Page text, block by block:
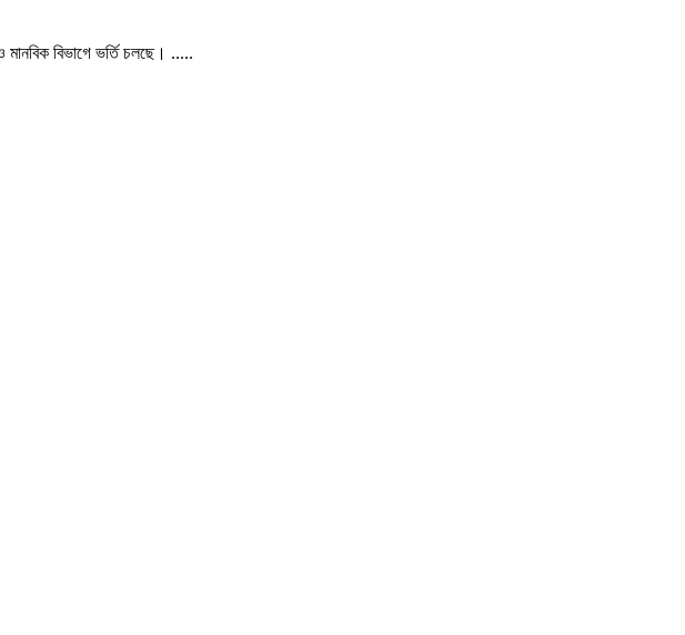
মানবিক বিভাগে ভর্তি চলছে। .....